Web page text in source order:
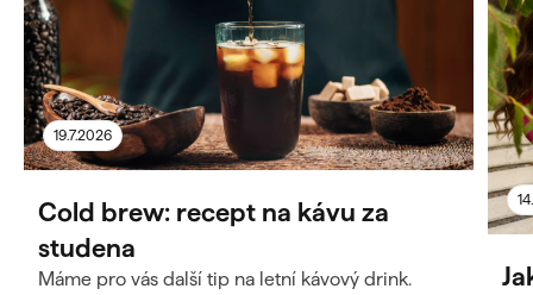
19.7.2026
Cold brew: recept na kávu za
studena
Máme pro vás další tip na letní kávový drink.